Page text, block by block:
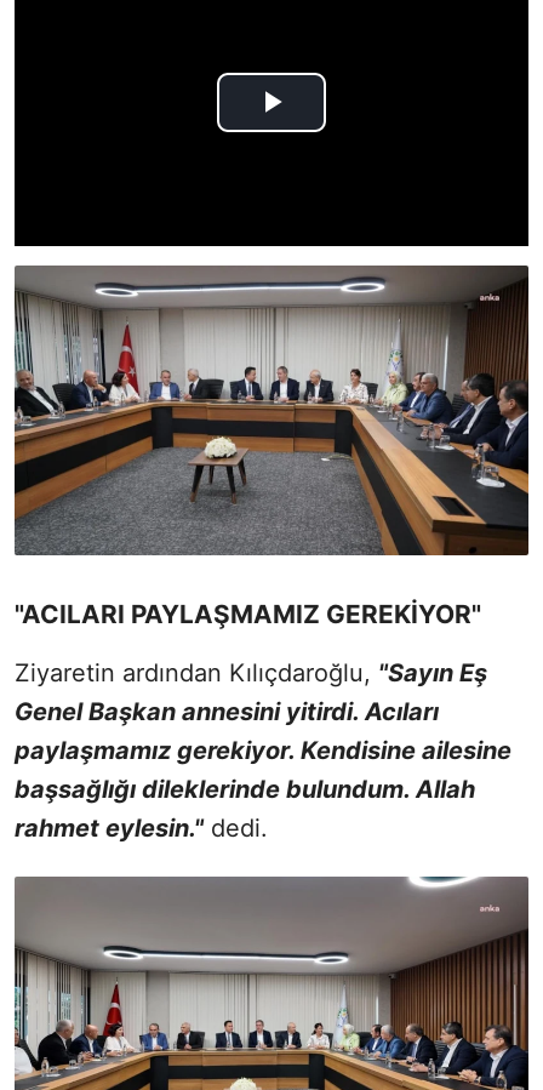
"ACILARI PAYLAŞMAMIZ GEREKİYOR"
Ziyaretin ardından Kılıçdaroğlu, "Sayın Eş
Genel Başkan annesini yitirdi. Acıları
paylaşmamız gerekiyor. Kendisine ailesine
başsağlığı dileklerinde bulundum. Allah
rahmet eylesin."dedi.